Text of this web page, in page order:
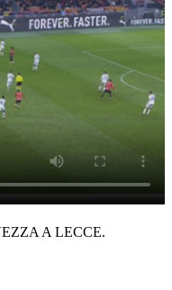
A LECCE.